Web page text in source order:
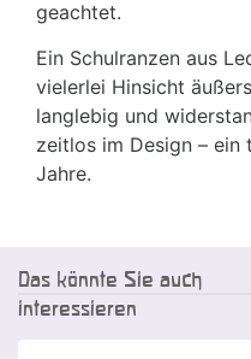
geachtet.
Ein Schulranzen aus
vielerlei Hinsicht
langlebig und
zeitlos im Design –
Jahre.
Das könnte Sie auch
interessieren